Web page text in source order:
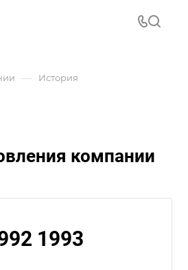
— История
компании
1993